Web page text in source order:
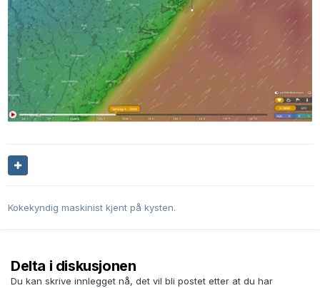
Kokekyndig maskinist kjent på kysten.
Delta i diskusjonen
Du kan skrive innlegget nå, det vil bli postet etter at du har